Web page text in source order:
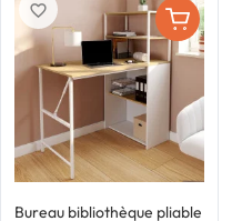
Bureau bibliothèque pliable
favorite_border